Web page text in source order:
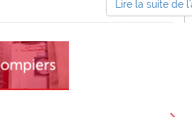
Lire la suite de